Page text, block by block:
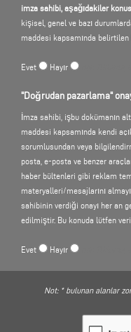
işletim sistemi ve
teklifimizi kullanma
veriler, belirli kişilere
Kişisel veriler sadece, Web
durumunda toplanır ve işlenir.
3.1 Formlarımızın
Web sitemizde aşağıdaki
sahipsiniz:
- "Perde arkasına bakış"'a kayıt
- Ürünlerimiz hakkında talepler
- Servis hizmetlerimiz
- İletişim talebi (genel,
Bu sırada hangi kişisel
kullanılan ilgili giriş
doğrultusunda toplanır ve
imza sahibi, aşağıdakiler
kişisel, genel ve bazı
maddesi kapsamında
Evet Hayır
"Doğrudan pazarlama"
İmza sahibi, işbu dokümanın
maddesi kapsamında kendi
sorumlusundan veya
posta, e-posta ve benzer
haber bültenleri gibi reklam
materyalleri/mesajlarını
sahibinin verdiği onayı her an
edilmiştir. Bu konuda lütfen
Evet Hayır
Not: * bulunan alanlar